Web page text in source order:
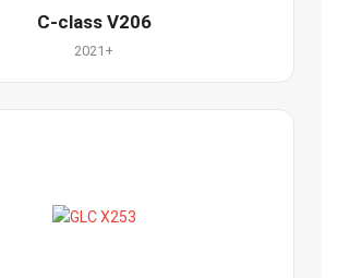
C-class V206
2021+